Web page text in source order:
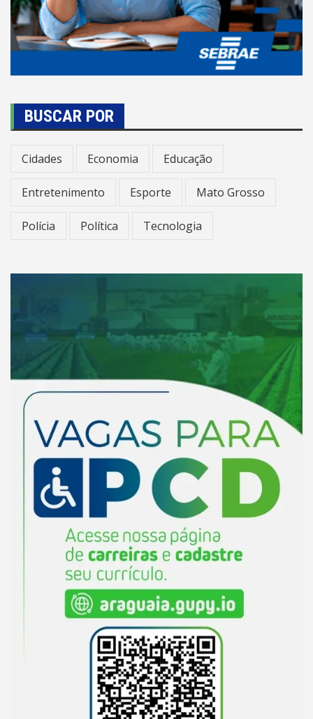
BUSCAR POR
Cidades Economia Educação
Entretenimento Esporte Mato Grosso
Polícia Política Tecnologia